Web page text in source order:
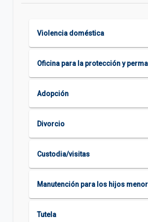
Violencia doméstica
Oficina para la protección y
Adopción
Divorcio
Custodia/visitas
Manutención para los hijos
Tutela